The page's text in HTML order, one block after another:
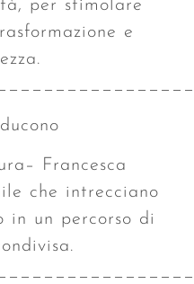
per stimolare
e
Francesca
che intrecciano
in un percorso di